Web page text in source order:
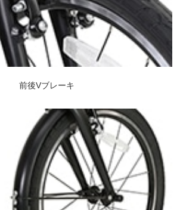
前後Vブレーキ